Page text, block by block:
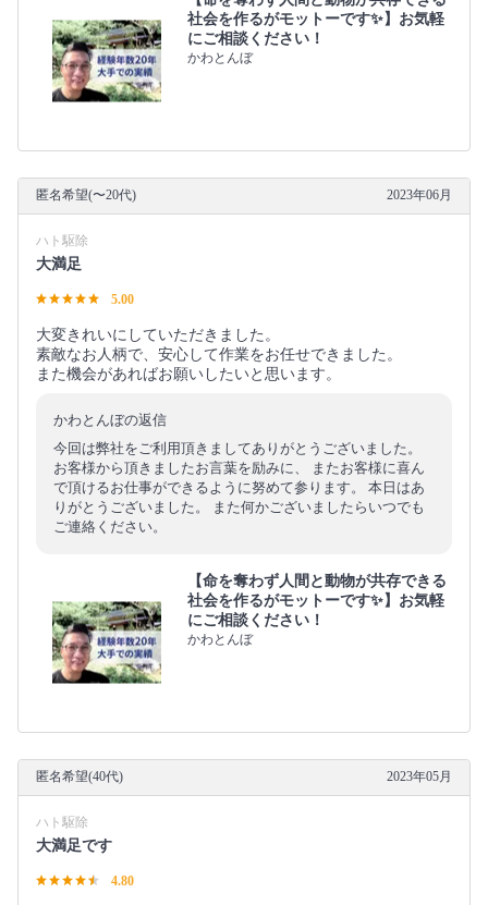
社会を作るがモットーです✨】お気軽
にご相談ください！
かわとんぼ
匿名希望(〜20代) 2023年06月
ハト駆除
大満足
5.00
大変きれいにしていただきました。
素敵なお人柄で、安心して作業をお任せできました。
また機会があればお願いしたいと思います。
かわとんぼの返信
今回は弊社をご利用頂きましてありがとうございました。
お客様から頂きましたお言葉を励みに、 またお客様に喜ん
で頂けるお仕事ができるように努めて参ります。 本日はあ
りがとうございました。 また何かございましたらいつでも
ご連絡ください。
【命を奪わず人間と動物が共存できる
社会を作るがモットーです✨】お気軽
にご相談ください！
かわとんぼ
匿名希望(40代) 2023年05月
ハト駆除
大満足です
4.80